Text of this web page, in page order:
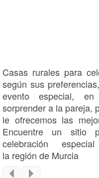
Casas rurales para
según sus
evento especial,
sorprender a la pareja,
le ofrecemos las
Encuentre un sitio
celebración
la región de Murcia